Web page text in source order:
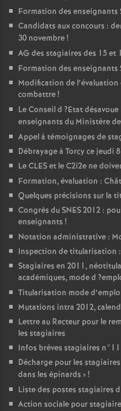
Formation des enseignants
Candidats aux concours :
30 novembre!
AG des stagiaires des 15
Formation des enseignants
Modification de
combattre!
Le Conseil d ?Etat
enseignants du Ministère
Appel à témoignages de
Débrayage à Torcy ce jeudi
LeCLESet le C2i2e ne
Formation, évaluation :
Quelques précisions sur la
Congrès duSNES2012 :
enseignants !
Notation administrative :
Inspection de titularisation
Stagiaires en 2011,
académiques, mode d
Titularisation mode
Mutations intra 2012,
Lettre au Recteur pour le
les stagiaires
Infos brèves stagiaires n°11
Décharge pour les
dans les épinards »!
Liste des postes stagiaires
Action sociale pour